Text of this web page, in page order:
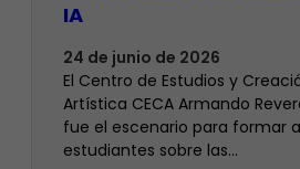
IA
24 de junio de 2026
El Centro de Estudios y
Artística CECA Armando
fue el escenario para formar
estudiantes sobre las…